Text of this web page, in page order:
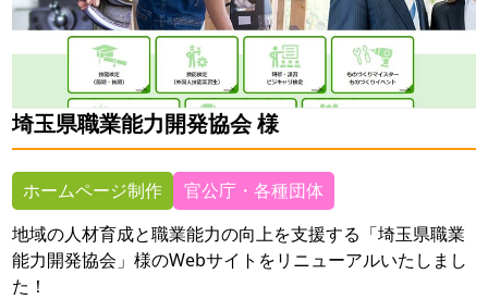
埼玉県職業能力開発協会 様
ホームページ制作
官公庁・各種団体
地域の人材育成と職業能力の向上を支援する「埼玉県職業
能力開発協会」様のWebサイトをリニューアルいたしまし
た！